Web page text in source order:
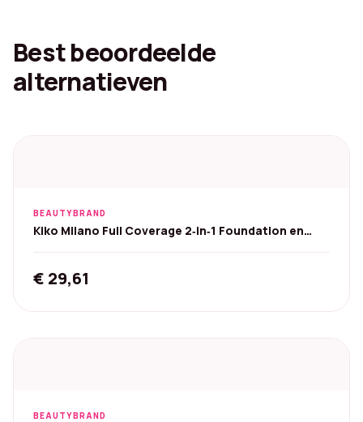
Best beoordeelde
alternatieven
BEAUTYBRAND
Kiko Milano Full Coverage 2‑in‑1 Foundation en
€ 29,61
BEAUTYBRAND